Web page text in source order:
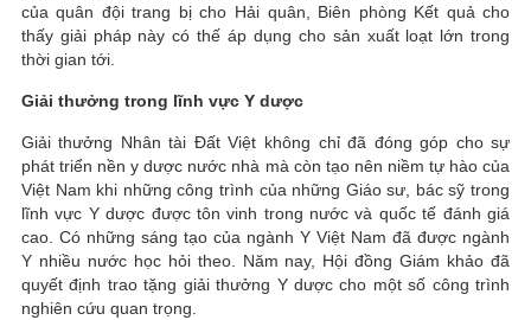
của quân đội trang bị cho Hải quân, Biên phòng Kết quả cho
thấy giải pháp này có thế áp dụng cho sản xuất loạt lớn trong
thời gian tới.
Giải thưởng trong lĩnh vực Y dược
Giải thưởng Nhân tài Đất Việt không chỉ đã đóng góp cho sự
phát triển nền y dược nước nhà mà còn tạo nên niềm tự hào của
Việt Nam khi những công trình của những Giáo sư, bác sỹ trong
lĩnh vực Y dược được tôn vinh trong nước và quốc tế đánh giá
cao. Có những sáng tạo của ngành Y Việt Nam đã được ngành
Y nhiều nước học hỏi theo. Năm nay, Hội đồng Giám khảo đã
quyết định trao tặng giải thưởng Y dược cho một số công trình
nghiên cứu quan trọng.